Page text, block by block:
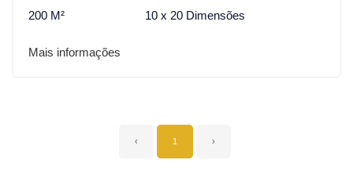
200 M² 10 x 20 Dimensões
Mais informações
‹ 1 ›